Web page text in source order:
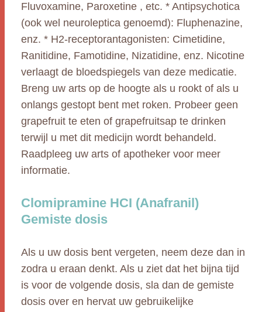
Fluvoxamine, Paroxetine , etc. * Antipsychotica
(ook wel neuroleptica genoemd): Fluphenazine,
enz. * H2-receptorantagonisten: Cimetidine,
Ranitidine, Famotidine, Nizatidine, enz. Nicotine
verlaagt de bloedspiegels van deze medicatie.
Breng uw arts op de hoogte als u rookt of als u
onlangs gestopt bent met roken. Probeer geen
grapefruit te eten of grapefruitsap te drinken
terwijl u met dit medicijn wordt behandeld.
Raadpleeg uw arts of apotheker voor meer
informatie.
Clomipramine HCI (Anafranil)
Gemiste dosis
Als u uw dosis bent vergeten, neem deze dan in
zodra u eraan denkt. Als u ziet dat het bijna tijd
is voor de volgende dosis, sla dan de gemiste
dosis over en hervat uw gebruikelijke